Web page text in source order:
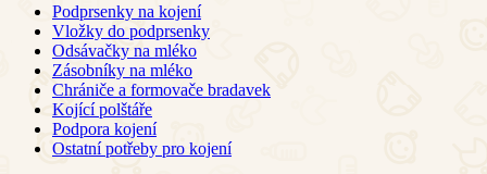
Podprsenky na kojení
Vložky do podprsenky
Odsávačky na mléko
Zásobníky na mléko
Chrániče a formovače bradavek
Kojící polštáře
Podpora kojení
Ostatní potřeby pro kojení